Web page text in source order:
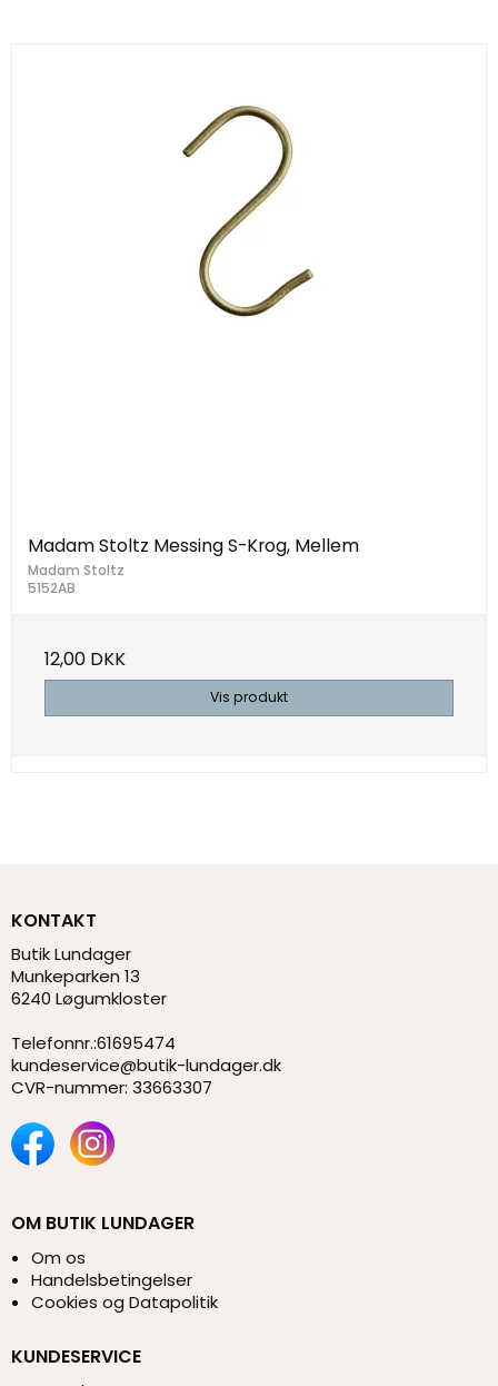
Madam Stoltz Messing S-Krog, Mellem
Madam Stoltz
5152AB
12,00 DKK
Vis produkt
KONTAKT
Butik Lundager
Munkeparken 13
6240 Løgumkloster
Telefonnr.:61695474
kundeservice@butik-lundager.dk
CVR-nummer: 33663307
OM BUTIK LUNDAGER
Om os
Handelsbetingelser
Cookies og Datapolitik
KUNDESERVICE